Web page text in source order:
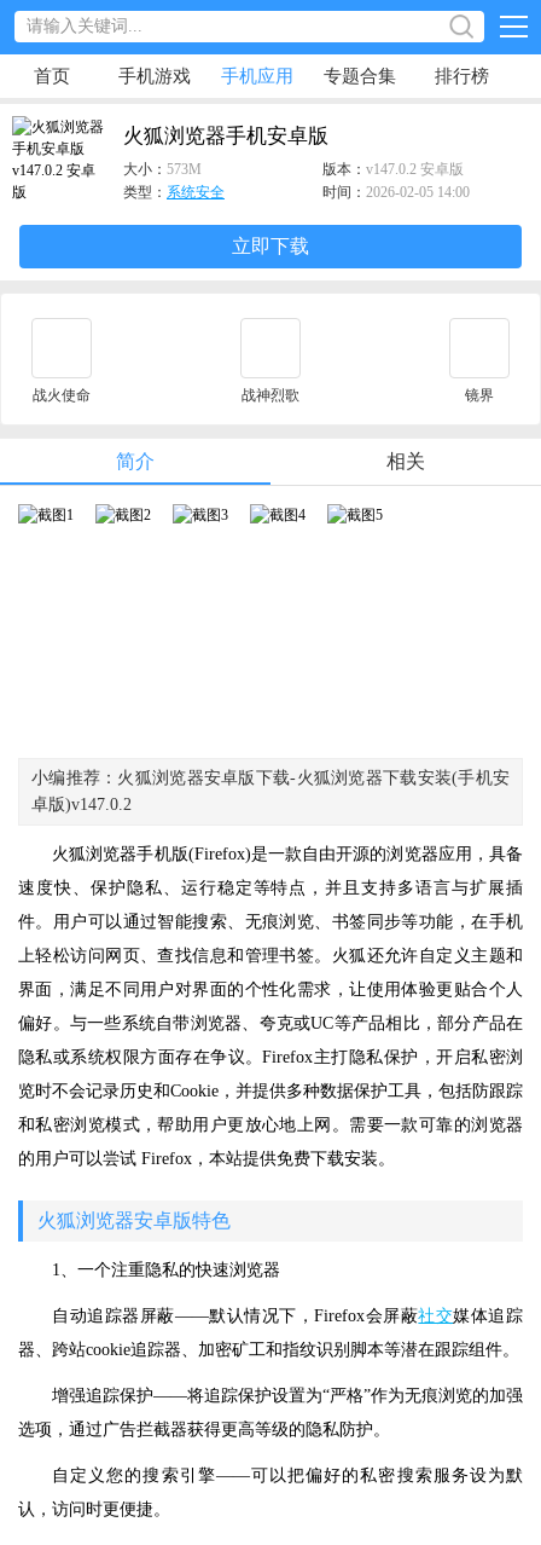
首页 手机游戏 手机应用 专题合集 排行榜
火狐浏览器手机安卓版
大小： 573M 版本： v147.0.2 安卓版
类型： 系统安全 时间： 2026-02-05 14:00
立即下载
战火使命 战神烈歌 镜界
简介 相关
小编推荐：火狐浏览器安卓版下载-火狐浏览器下载安装(手机安
卓版)v147.0.2
火狐浏览器手机版(Firefox)是一款自由开源的浏览器应用，具备
速度快、保护隐私、运行稳定等特点，并且支持多语言与扩展插
件。用户可以通过智能搜索、无痕浏览、书签同步等功能，在手机
上轻松访问网页、查找信息和管理书签。火狐还允许自定义主题和
界面，满足不同用户对界面的个性化需求，让使用体验更贴合个人
偏好。与一些系统自带浏览器、夸克或UC等产品相比，部分产品在
隐私或系统权限方面存在争议。Firefox主打隐私保护，开启私密浏
览时不会记录历史和Cookie，并提供多种数据保护工具，包括防跟踪
和私密浏览模式，帮助用户更放心地上网。需要一款可靠的浏览器
的用户可以尝试 Firefox，本站提供免费下载安装。
火狐浏览器安卓版特色
1、一个注重隐私的快速浏览器
自动追踪器屏蔽——默认情况下，Firefox会屏蔽社交媒体追踪
器、跨站cookie追踪器、加密矿工和指纹识别脚本等潜在跟踪组件。
增强追踪保护——将追踪保护设置为“严格”作为无痕浏览的加强
选项，通过广告拦截器获得更高等级的隐私防护。
自定义您的搜索引擎——可以把偏好的私密搜索服务设为默
认，访问时更便捷。